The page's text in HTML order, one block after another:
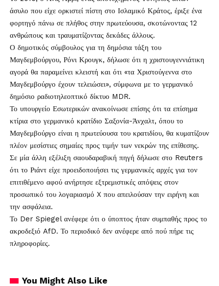
άσυλο που είχε ορκιστεί πίστη στο Ισλαμικό Κράτος, έριξε ένα
φορτηγό πάνω σε πλήθος στην πρωτεύουσα, σκοτώνοντας 12
ανθρώπους και τραυματίζοντας δεκάδες άλλους.
Ο δημοτικός σύμβουλος για τη δημόσια τάξη του
Μαγδεμβούργου, Ρόνι Κρουγκ, δήλωσε ότι η χριστουγεννιάτικη
αγορά θα παραμείνει κλειστή και ότι «τα Χριστούγεννα στο
Μαγδεμβούργο έχουν τελειώσει», σύμφωνα με το γερμανικό
δημόσιο ραδιοτηλεοπτικό δίκτυο MDR.
Το υπουργείο Εσωτερικών ανακοίνωσε επίσης ότι τα επίσημα
κτίρια στο γερμανικό κρατίδιο Σαξονία-Άνχαλτ, όπου το
Μαγδεμβούργο είναι η πρωτεύουσα του κρατιδίου, θα κυματίζουν
πλέον μεσίστιες σημαίες προς τιμήν των νεκρών της επίθεσης.
Σε μία άλλη εξέλιξη σαουδαραβική πηγή δήλωσε στο Reuters
ότι το Ριάντ είχε προειδοποιήσει τις γερμανικές αρχές για τον
επιτιθέμενο αφού ανήρτησε εξτρεμιστικές απόψεις στον
προσωπικό του λογαριασμό X που απειλούσαν την ειρήνη και
την ασφάλεια.
Το Der Spiegel ανέφερε ότι ο ύποπτος ήταν συμπαθής προς το
ακροδεξιό AfD. Το περιοδικό δεν ανέφερε από πού πήρε τις
πληροφορίες.
You Might Also Like